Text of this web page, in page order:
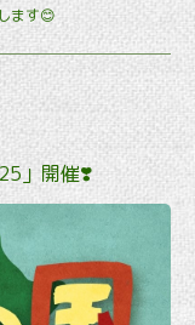
ます😊
」開催❣️